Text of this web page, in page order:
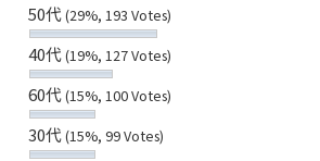
50代(29%, 193 Votes)
40代(19%, 127 Votes)
60代(15%, 100 Votes)
30代(15%, 99 Votes)